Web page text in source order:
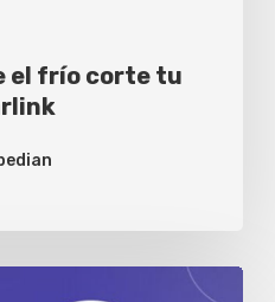
el frío corte tu